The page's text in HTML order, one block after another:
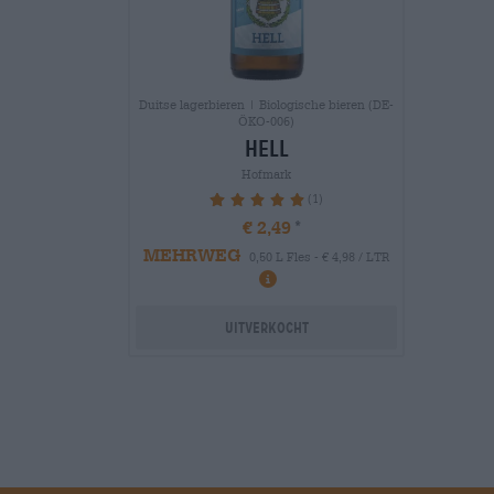
Duitse lagerbieren | Biologische bieren (DE-
ÖKO-006)
hell
Hofmark
100% (1)
€ 2,49
MEHRWEG
0,50 L Fles - € 4,98 / LTR
Uitverkocht